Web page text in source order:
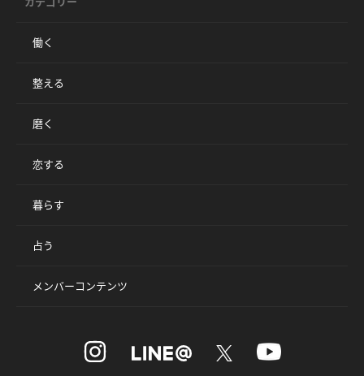
働く
整える
磨く
恋する
暮らす
占う
メンバーコンテンツ